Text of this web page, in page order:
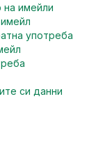
на имейли
употреба
си данни